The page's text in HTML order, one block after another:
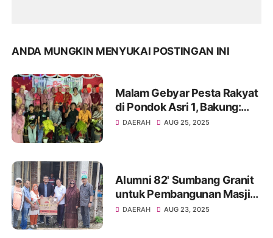
ANDA MUNGKIN MENYUKAI POSTINGAN INI
Malam Gebyar Pesta Rakyat
di Pondok Asri 1, Bakung:
Ajang Silaturahmi dan
DAERAH AUG 25, 2025
Alumni 82' Sumbang Granit
untuk Pembangunan Masjid
Al Haq IKA SMAN 200/1
DAERAH AUG 23, 2025